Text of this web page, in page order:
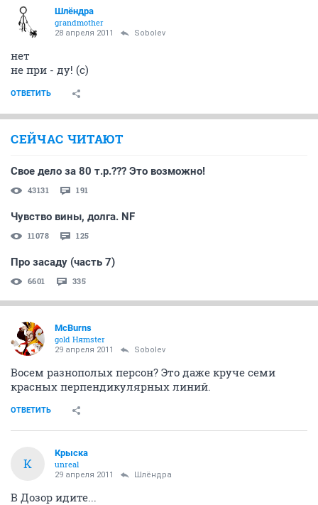
Шлёндра
grandmother
28 апреля 2011 Sobolev
нет
не при - ду! (с)
ОТВЕТИТЬ
СЕЙЧАС ЧИТАЮТ
Свое дело за 80 т.р.??? Это возможно!
43131 191
Чувство вины, долга. NF
11078 125
Про засаду (часть 7)
6601 335
McBurns
gold Няmster
29 апреля 2011 Sobolev
Восем разнополых персон? Это даже круче семи
красных перпендикулярных линий.
ОТВЕТИТЬ
К
Крыска
unreal
29 апреля 2011 Шлёндра
В Дозор идите...